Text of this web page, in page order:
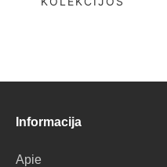
Informacija
Apie